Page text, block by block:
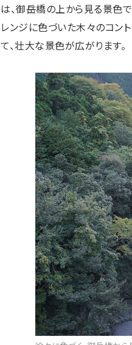
は、御岳橋の上から見る景色
レンジに色づいた木々のコン
て、壮大な景色が広がります。